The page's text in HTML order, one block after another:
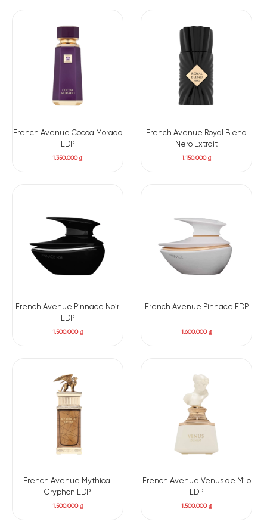
French Avenue Cocoa Morado
EDP
1.350.000₫
French Avenue Royal Blend
Nero Extrait
1.150.000₫
French Avenue Pinnace Noir
EDP
1.500.000₫
French Avenue Pinnace EDP
1.600.000₫
French Avenue Mythical
Gryphon EDP
1.500.000₫
French Avenue Venus de Milo
EDP
1.500.000₫